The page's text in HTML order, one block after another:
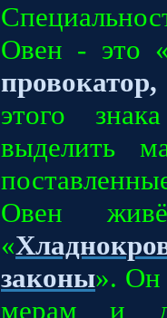
Овен - это
этого
выделить
Овен
«
законы». Он
мерам и